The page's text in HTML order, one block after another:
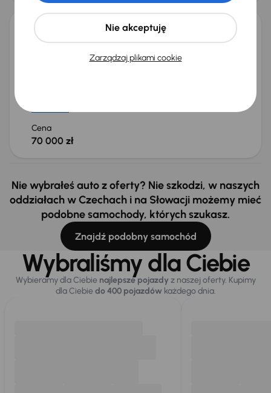
Citroen C4 X
Automat Benzyna 1.2 PureTech
Cena
70 000 zł
Nie wybrałeś auto z oferty? Nie szkodzi, w naszych
oddziałach w Czechach i na Słowacji możemy mieć
podobne samochody, których szukasz.
Znajdź podobny samochód
Wybraliśmy dla Ciebie
Wybieramy dla Ciebie najlepsze pojazdy z naszej oferty. Kupimy
dla Ciebiedo 400 pojazdówkażdego dnia.
Zarządzaj plikami cookie
Nie akceptuję